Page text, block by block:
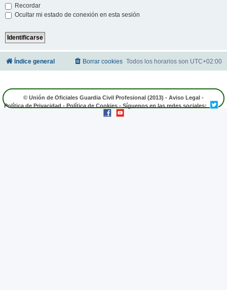
Recordar
Ocultar mi estado de conexión en esta sesión
Índice general Todos los horarios son UTC+02:00
Borrar cookies
© Unión de Oficiales Guardia Civil Profesional (2013) - Aviso Legal -
Política de Privacidad - Política de Cookies - Síguenos en las redes sociales: